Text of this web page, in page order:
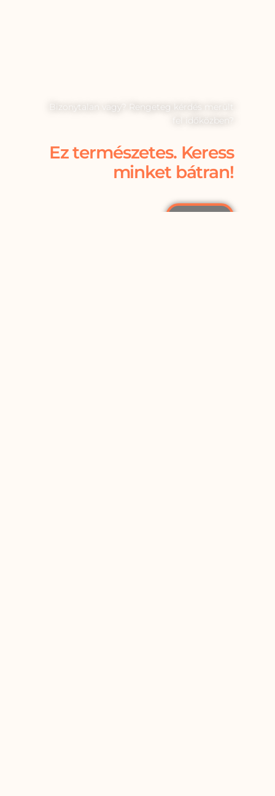
Bizonytalan vagy? Rengeteg kérdés merült
fel időközben?
Ez természetes. Keress
minket bátran!